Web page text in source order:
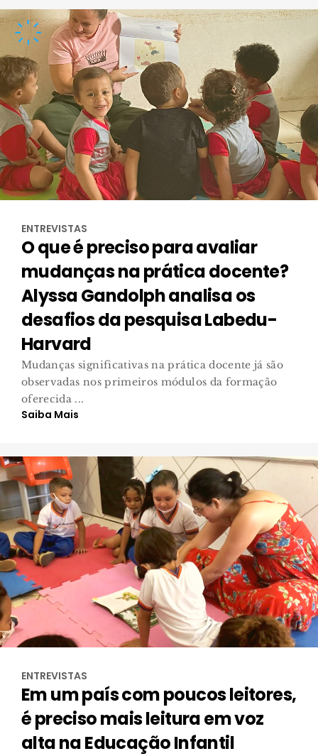
ENTREVISTAS
O que é preciso para avaliar
mudanças na prática docente?
Alyssa Gandolph analisa os
desafios da pesquisa Labedu-
Harvard
Mudanças significativas na prática docente já são
observadas nos primeiros módulos da formação
oferecida ...
Saiba Mais
ENTREVISTAS
Em um país com poucos leitores,
é preciso mais leitura em voz
alta na Educação Infantil